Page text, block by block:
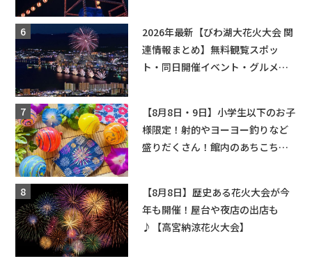
2026年最新【びわ湖大花火大会 関
連情報まとめ】無料観覧スポッ
ト・同日開催イベント・グルメマ
【8月8日・9日】小学生以下のお子
様限定！射的やヨーヨー釣りなど
盛りだくさん！館内のあちこちに
【8月8日】歴史ある花火大会が今
年も開催！屋台や夜店の出店も
♪【高宮納涼花火大会】